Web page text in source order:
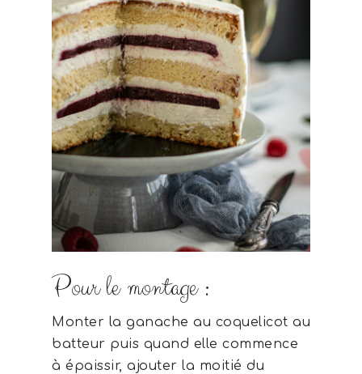
Pour le montage :
Monter la ganache au coquelicot au
batteur puis quand elle commence
à épaissir, ajouter la moitié du